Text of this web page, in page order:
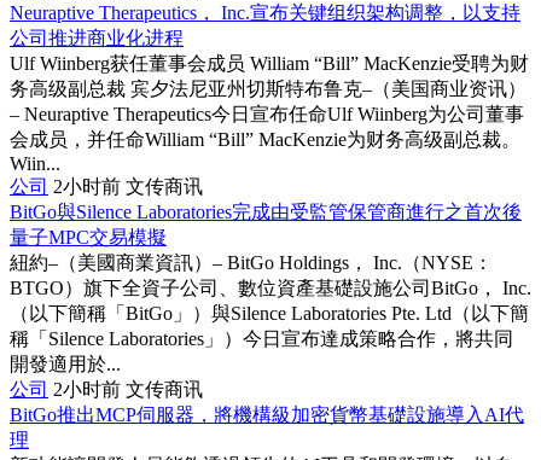
Neuraptive Therapeutics， Inc.宣布关键组织架构调整，以支持
公司推进商业化进程
Ulf Wiinberg获任董事会成员 William “Bill” MacKenzie受聘为财
务高级副总裁 宾夕法尼亚州切斯特布鲁克–（美国商业资讯）
– Neuraptive Therapeutics今日宣布任命Ulf Wiinberg为公司董事
会成员，并任命William “Bill” MacKenzie为财务高级副总裁。
Wiin...
公司 2小时前 文传商讯
BitGo與Silence Laboratories完成由受監管保管商進行之首次後
量子MPC交易模擬
紐約–（美國商業資訊）– BitGo Holdings， Inc.（NYSE：
BTGO）旗下全資子公司、數位資產基礎設施公司BitGo， Inc.
（以下簡稱「BitGo」）與Silence Laboratories Pte. Ltd（以下簡
稱「Silence Laboratories」）今日宣布達成策略合作，將共同
開發適用於...
公司 2小时前 文传商讯
BitGo推出MCP伺服器，將機構級加密貨幣基礎設施導入AI代
理